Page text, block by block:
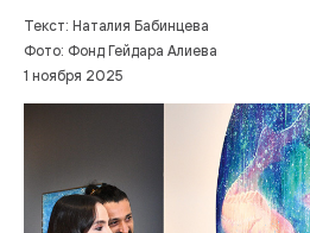
Текст: Наталия Бабинцева
Фото: Фонд Гейдара Алиева
1 ноября 2025